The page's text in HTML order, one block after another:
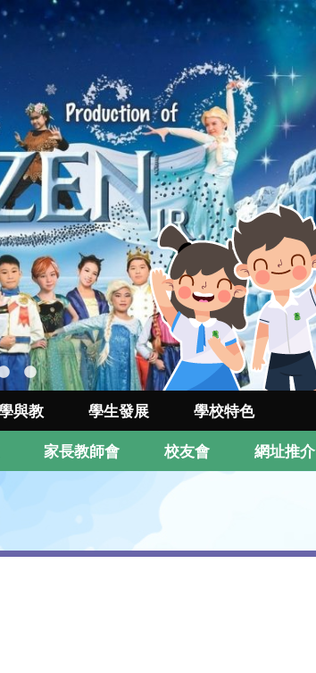
與教 學生發展 學校特色
家長教師會 校友會 網址推介